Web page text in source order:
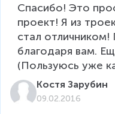
Спасибо! Это
проект! Я из
стал
благодаря вам.
(Пользуюсь уже
Костя Зарубин
09.02.2016